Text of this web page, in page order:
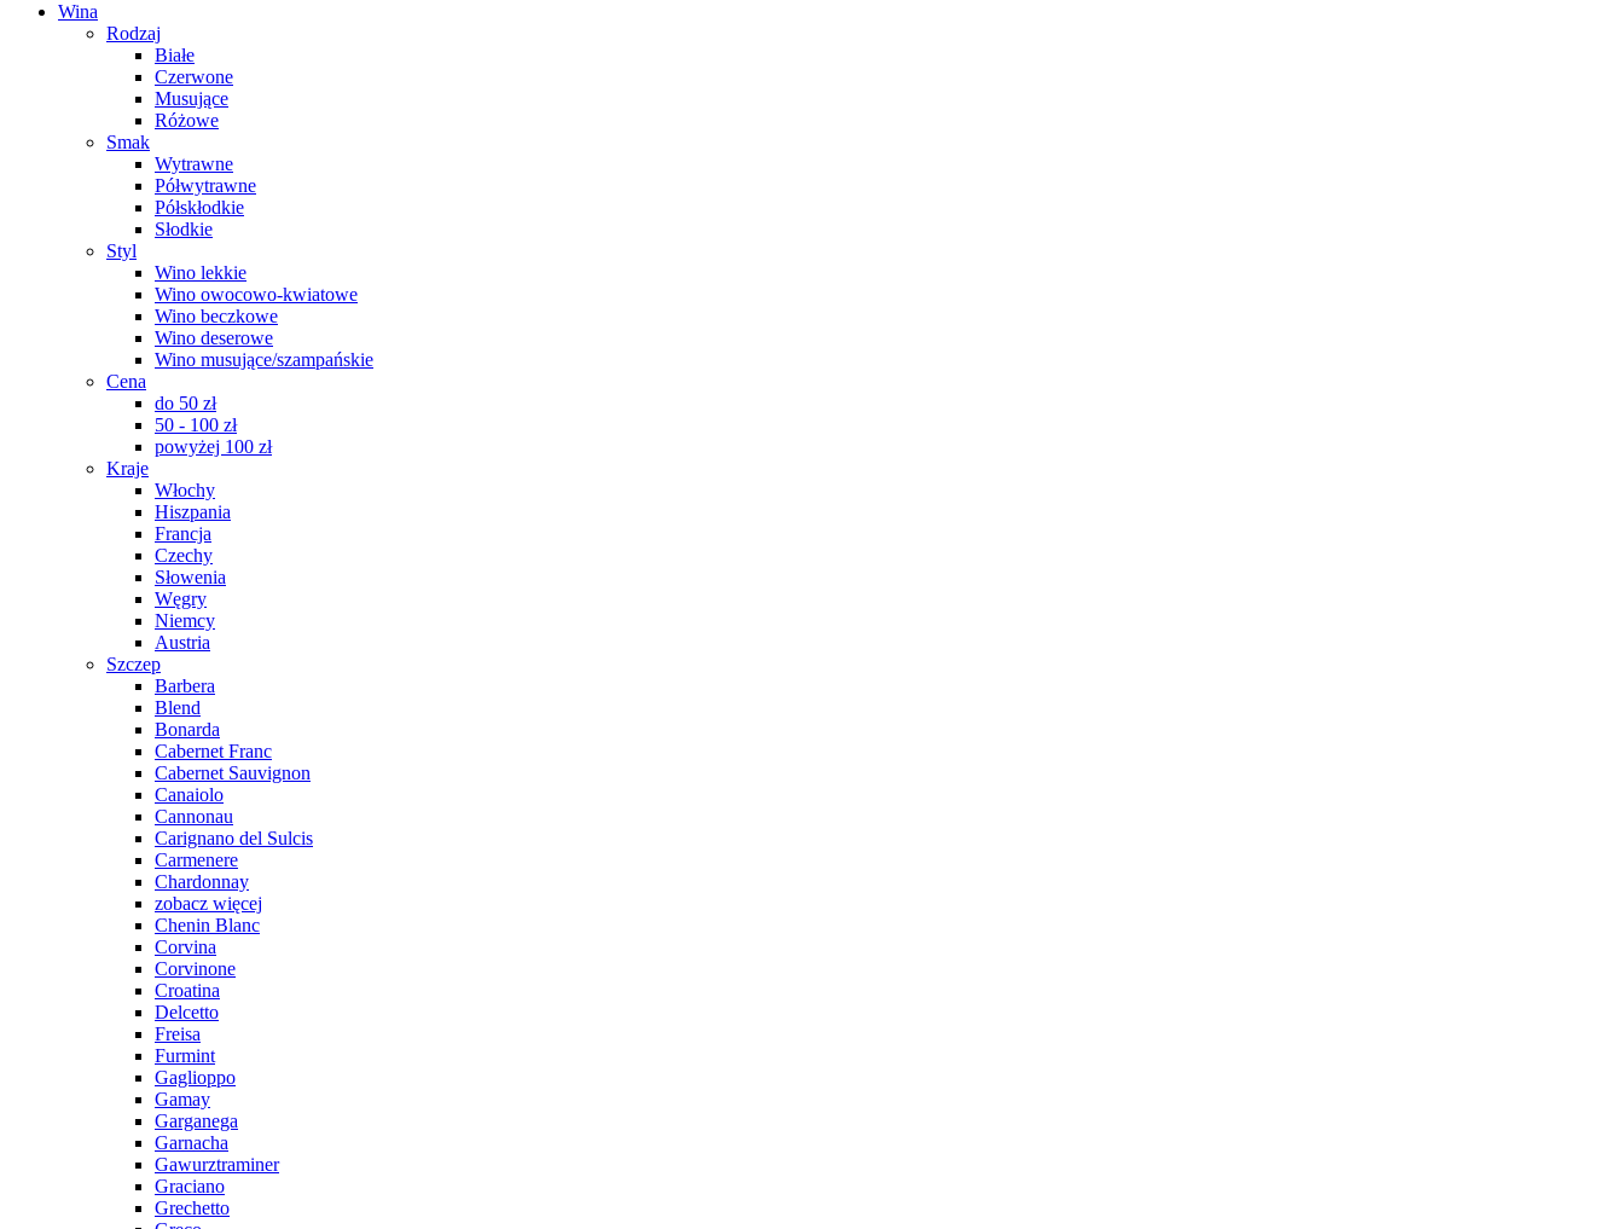
Wina
Rodzaj
Białe
Czerwone
Musujące
Różowe
Smak
Wytrawne
Półwytrawne
Półskłodkie
Słodkie
Styl
Wino lekkie
Wino owocowo-kwiatowe
Wino beczkowe
Wino deserowe
Wino musujące/szampańskie
Cena
do 50 zł
50 - 100 zł
powyżej 100 zł
Kraje
Włochy
Hiszpania
Francja
Czechy
Słowenia
Węgry
Niemcy
Austria
Szczep
Barbera
Blend
Bonarda
Cabernet Franc
Cabernet Sauvignon
Canaiolo
Cannonau
Carignano del Sulcis
Carmenere
Chardonnay
zobacz więcej
Chenin Blanc
Corvina
Corvinone
Croatina
Delcetto
Freisa
Furmint
Gaglioppo
Gamay
Garganega
Garnacha
Gawurztraminer
Graciano
Grechetto